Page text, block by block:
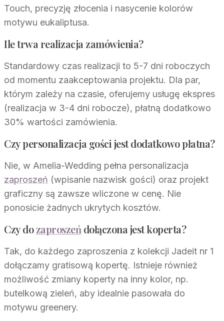
Touch, precyzję złocenia i nasycenie kolorów
motywu eukaliptusa.
Ile trwa realizacja zamówienia?
Standardowy czas realizacji to 5-7 dni roboczych
od momentu zaakceptowania projektu. Dla par,
którym zależy na czasie, oferujemy usługę ekspres
(realizacja w 3-4 dni robocze), płatną dodatkowo
30% wartości zamówienia.
Czy personalizacja gości jest dodatkowo płatna?
Nie, w Amelia-Wedding pełna personalizacja
zaproszeń (wpisanie nazwisk gości) oraz projekt
graficzny są zawsze wliczone w cenę. Nie
ponosicie żadnych ukrytych kosztów.
Czy dozaproszeń dołączona jest koperta?
Tak, do każdego zaproszenia z kolekcji Jadeit nr 1
dołączamy gratisową kopertę. Istnieje również
możliwość zmiany koperty na inny kolor, np.
butelkową zieleń, aby idealnie pasowała do
motywu greenery.